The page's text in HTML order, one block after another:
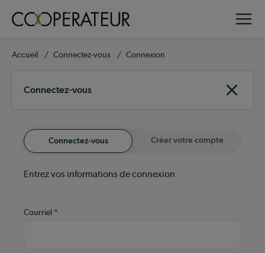
principal
Fil
Accueil Connectez-vous Connexion
Connectez-vous
Connectez-vous Créer votre compte
Entrez vos informations de connexion
Courriel